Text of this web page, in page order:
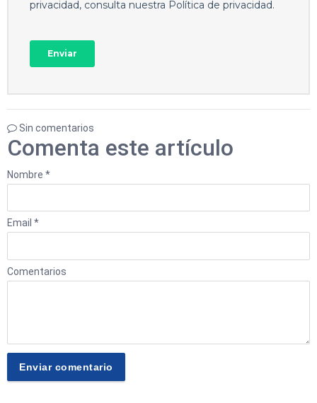
Sin comentarios
Comenta este artículo
Nombre *
Email *
Comentarios